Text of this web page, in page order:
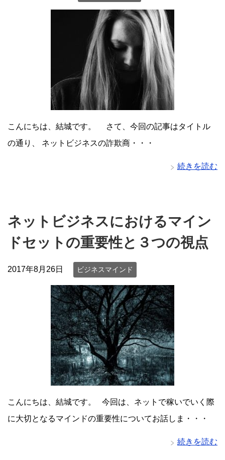
こんにちは、結城です。 さて、今回の記事はタイトル
の通り、 ネットビジネスの詐欺商・・・
続きを読む
ネットビジネスにおけるマイン
ドセットの重要性と３つの視点
2017年8月26日 ビジネスマインド
こんにちは、結城です。 今回は、ネットで稼いでいく際
に大切となるマインドの重要性についてお話しま・・・
続きを読む